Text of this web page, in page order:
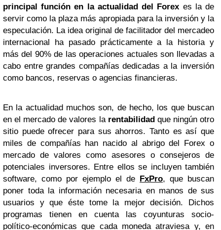
principal función en la actualidad del Forex es la de
servir como la plaza más apropiada para la inversión y la
especulación. La idea original de facilitador del mercadeo
internacional ha pasado prácticamente a la historia y
más del 90% de las operaciones actuales son llevadas a
cabo entre grandes compañías dedicadas a la inversión
como bancos, reservas o agencias financieras.
En la actualidad muchos son, de hecho, los que buscan
en el mercado de valores la rentabilidadque ningún otro
sitio puede ofrecer para sus ahorros. Tanto es así que
miles de compañías han nacido al abrigo del Forex o
mercado de valores como asesores o consejeros de
potenciales inversores. Entre ellos se incluyen también
software, como por ejemplo el de FxPro, que buscan
poner toda la información necesaria en manos de sus
usuarios y que éste tome la mejor decisión. Dichos
programas tienen en cuenta las coyunturas socio-
político-económicas que cada moneda atraviesa y, en